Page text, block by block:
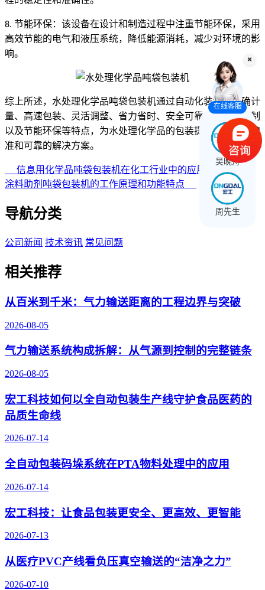
8. 节能环保：该设备在设计和制造过程中注重节能环保，采用
高效节能的电气和液压系统，降低能源消耗，减少对环境的影
响。
综上所述，水处理化学品吨袋包装机通过自动化装袋、精确计
量、高速包装、灵活调整、省力省时、安全可靠、高精度控制
以及节能环保等特点，为水处理化学品的包装提供了高效、精
准和可靠的解决方案。
信息用化学品吨袋包装机在化工行业中的应用
涂料助剂吨袋包装机的工作原理和功能特点
导航分类
公司新闻 技术资讯 常见问题
相关推荐
从百米到千米：气力输送距离的工程边界与突破
2026-08-05
气力输送系统构成拆解：从气源到控制的完整链条
2026-08-05
宏工科技如何以全自动包装生产线守护食品医药的
品质生命线
2026-07-14
全自动包装码垛系统在PTA物料处理中的应用
2026-07-14
宏工科技：让食品包装更安全、更高效、更智能
2026-07-13
从医疗PVC产线看负压真空输送的“洁净之力”
2026-07-10
在线客服
吴晚舟
周先生